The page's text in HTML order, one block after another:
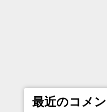
最近のコメ